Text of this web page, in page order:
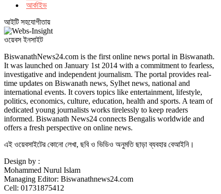
আর্কাইভ
আইটি সহযোগীতায়
ওয়েবস ইনসাইট
BiswanathNews24.com is the first online news portal in Biswanath.
It was launched on January 1st 2014 with a commitment to fearless,
investigative and independent journalism. The portal provides real-
time updates on Biswanath news, Sylhet news, national and
international events. It covers topics like entertainment, lifestyle,
politics, economics, culture, education, health and sports. A team of
dedicated young journalists works tirelessly to keep readers
informed. Biswanath News24 connects Bengalis worldwide and
offers a fresh perspective on online news.
এই ওয়েবসাইটের কোনো লেখা, ছবি ও ভিডিও অনুমতি ছাড়া ব্যবহার বেআইনি।
Design by :
Mohammed Nurul Islam
Managing Editor: Biswanathnews24.com
Cell: 01731875412